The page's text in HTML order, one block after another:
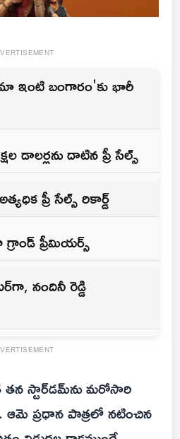
ఇంటి బంగారం'కు భారీ
డాలర్లను దాటిన ప్రీ సేల్స్
ప్రీ సేల్స్ రికార్డ్
గ్రాండ్ ప్రీమియర్స్
నందినీ రెడ్డి
స్టార్‌డమ్‌ను మరోసారి
ఆమె ప్రధాన పాత్రలో నటించిన